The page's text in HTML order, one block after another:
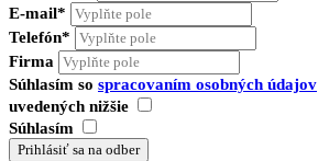
E-mail*
Telefón*
Firma
Súhlasím so spracovaním osobných údajov
uvedených nižšie
Súhlasím